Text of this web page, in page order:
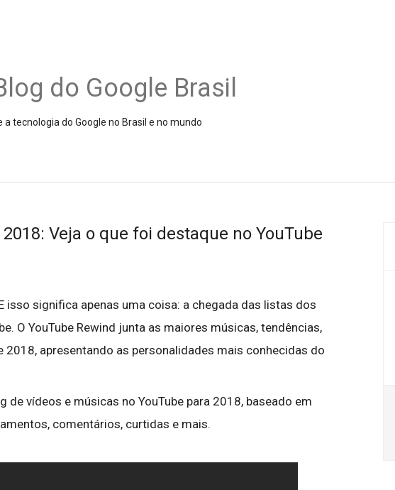
do Google Brasil
tecnologia do Google no Brasil e no mundo
Veja o que foi destaque no YouTube
isso significa apenas uma coisa: a chegada das listas dos
O YouTube Rewind junta as maiores músicas, tendências,
2018, apresentando as personalidades mais conhecidas do
de vídeos e músicas no YouTube para 2018, baseado em
comentários, curtidas e mais.